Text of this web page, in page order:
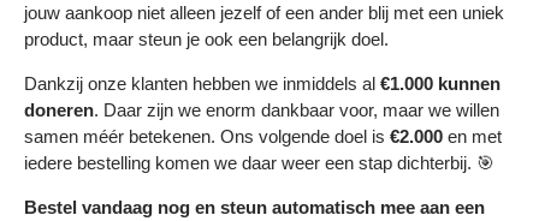
jouw aankoop niet alleen jezelf of een ander blij met een uniek
product, maar steun je ook een belangrijk doel.
Dankzij onze klanten hebben we inmiddels al €1.000 kunnen
doneren. Daar zijn we enorm dankbaar voor, maar we willen
samen méér betekenen. Ons volgende doel is €2.000 en met
iedere bestelling komen we daar weer een stap dichterbij. 🎯
Bestel vandaag nog en steun automatisch mee aan een